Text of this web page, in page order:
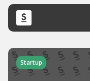
Startup